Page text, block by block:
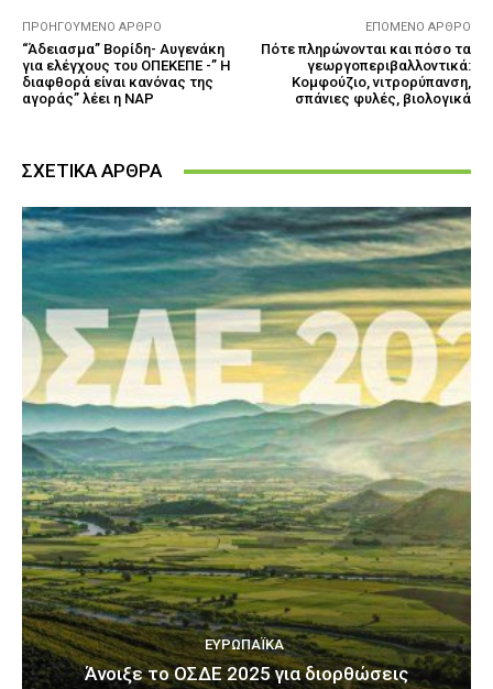
ΠΡΟΗΓΟΎΜΕΝΟ ΆΡΘΡΟ
“Άδειασμα” Βορίδη- Αυγενάκη
για ελέγχους του ΟΠΕΚΕΠΕ -” Η
διαφθορά είναι κανόνας της
αγοράς” λέει η ΝΑΡ
ΕΠΌΜΕΝΟ ΆΡΘΡΟ
Πότε πληρώνονται και πόσο τα
γεωργοπεριβαλλοντικά:
Κομφούζιο, νιτρορύπανση,
σπάνιες φυλές, βιολογικά
ΣΧΕΤΙΚΑ ΑΡΘΡΑ
ΕΥΡΩΠΑΪΚΆ
Άνοιξε το ΟΣΔΕ 2025 για διορθώσεις